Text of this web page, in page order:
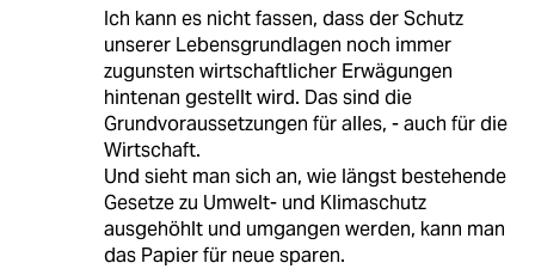
Ich kann es nicht fassen, dass der Schutz
unserer Lebensgrundlagen noch immer
zugunsten wirtschaftlicher Erwägungen
hintenan gestellt wird. Das sind die
Grundvoraussetzungen für alles, - auch für die
Wirtschaft.
Und sieht man sich an, wie längst bestehende
Gesetze zu Umwelt- und Klimaschutz
ausgehöhlt und umgangen werden, kann man
das Papier für neue sparen.